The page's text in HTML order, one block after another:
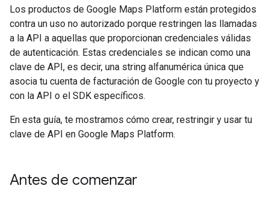
Los productos de Google Maps Platform están protegidos
contra un uso no autorizado porque restringen las llamadas
a la API a aquellas que proporcionan credenciales válidas
de autenticación. Estas credenciales se indican como una
clave de API, es decir, una string alfanumérica única que
asocia tu cuenta de facturación de Google con tu proyecto y
con la API o el SDK específicos.
En esta guía, te mostramos cómo crear, restringir y usar tu
clave de API en Google Maps Platform.
Antes de comenzar